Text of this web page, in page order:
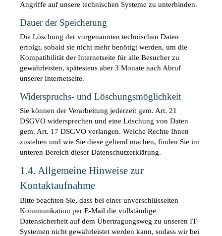
Angriffe auf unsere technischen Systeme zu unterbinden.
Dauer der Speicherung
Die Löschung der vorgenannten technischen Daten
erfolgt, sobald sie nicht mehr benötigt werden, um die
Kompatibilität der Internetseite für alle Besucher zu
gewährleisten, spätestens aber 3 Monate nach Abruf
unserer Internetseite.
Widerspruchs- und Löschungsmöglichkeit
Sie können der Verarbeitung jederzeit gem. Art. 21
DSGVO widersprechen und eine Löschung von Daten
gem. Art. 17 DSGVO verlangen. Welche Rechte Ihnen
zustehen und wie Sie diese geltend machen, finden Sie im
unteren Bereich dieser Datenschutzerklärung.
1.4. Allgemeine Hinweise zur
Kontaktaufnahme
Bitte beachten Sie, dass bei einer unverschlüsselten
Kommunikation per E-Mail die vollständige
Datensicherheit auf dem Übertragungsweg zu unseren IT-
Systemen nicht gewährleistet werden kann, sodass wir bei